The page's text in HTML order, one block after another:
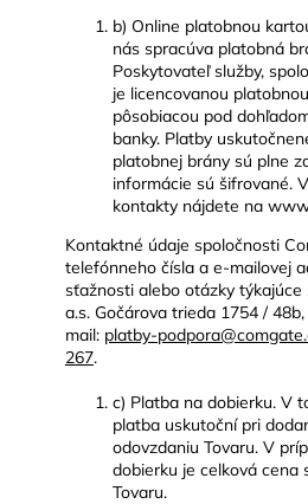
b) Online platobnou
nás spracúva platobná
Poskytovateľ služby,
je licencovanou
pôsobiacou pod
banky. Platby
platobnej brány sú plne
informácie sú šifrované.
kontakty nájdete na
Kontaktné údaje spoločnosti
telefónneho čísla a e-mailovej
sťažnosti alebo otázky týkajúce
a.s. Gočárova trieda 1754 /
mail: platby-
267.
c) Platba na dobierku. V
platba uskutoční pri
odovzdaniu Tovaru. V
dobierku je celková cena
Tovaru.